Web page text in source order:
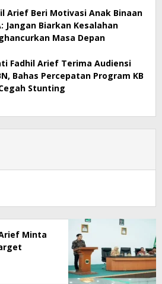
Arief Beri Motivasi Anak Binaan
Jangan Biarkan Kesalahan
Masa Depan
Fadhil Arief Terima Audiensi
Bahas Percepatan Program KB
Stunting
Minta